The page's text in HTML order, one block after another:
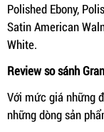
Polished Ebony,
Satin American
White.
Review so sánh
Với mức giá những
những dòng sản